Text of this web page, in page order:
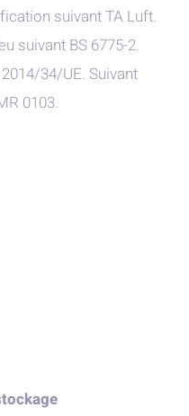
suivant TA Luft.
suivant BS 6775-2.
34/UE. Suivant
0103.